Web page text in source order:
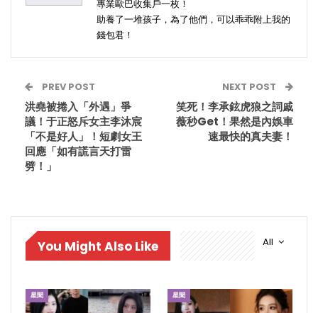
專業歐巴收集戶一枚！
助養了一堆孩子，為了他們，可以乖乖附上我的
錢包君！
PREV POST
洪堯被捲入「外遇」爭
議！于正怒斥女主李沐宸
「不是好人」！短劇女王
回應「如有謊言天打雷
劈！」
NEXT POST
笑死！李承鉉虎狼之詞戚
薇秒Get！果然是內娛車
速最快的真夫妻！
All
You Might Also Like
星聞 星聞